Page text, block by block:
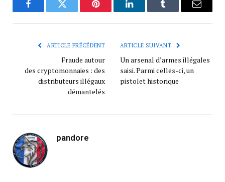
FacebookTwitter Pinterest LinkedInTumblr
ARTICLE PRÉCÉDENT
Fraude autour
des cryptomonnaies : des
distributeurs illégaux
démantelés
ARTICLE SUIVANT
Un arsenal d’armes illégales
saisi. Parmi celles-ci, un
pistolet historique
pandore